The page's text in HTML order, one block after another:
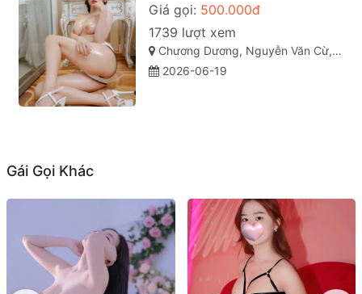
Giá gọi: 500.000đ
1739 lượt xem
Chương Dương, Nguyễn Văn Cừ, TP Quy Nhơn
2026-06-19
Gái Gọi Khác